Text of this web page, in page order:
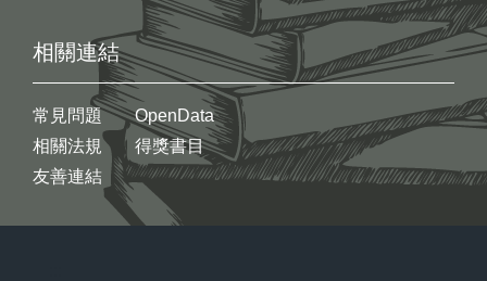
相關連結
常見問題
相關法規
友善連結
OpenData
得獎書目